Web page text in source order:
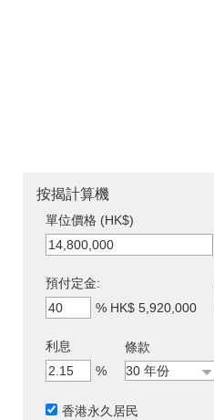
按揭計算機
單位價格 (HK$)
預付定金:
% HK$ 5,920,000
利息
%
條款
香港永久居民